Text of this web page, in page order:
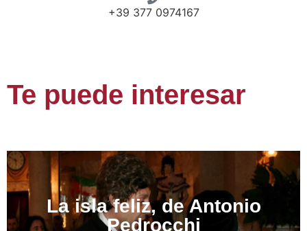
+39 377 0974167
Te puede interesar
La isla feliz, de Antonio
Pedrocchi